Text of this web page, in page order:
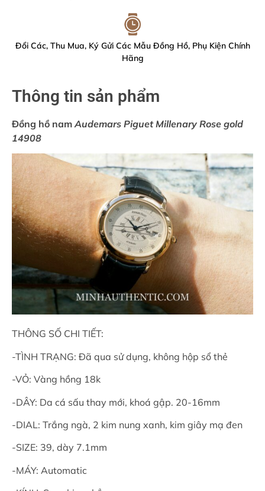
Đổi Các, Thu Mua, Ký Gửi Các Mẫu Đồng Hồ, Phụ Kiện Chính
Hãng
Thông tin sản phẩm
Đồng hồ nam Audemars Piguet Millenary Rose gold
14908
THÔNG SỐ CHI TIẾT:
-TÌNH TRẠNG: Đã qua sử dụng, không hộp sổ thẻ
-VỎ: Vàng hồng 18k
-DÂY: Da cá sấu thay mới, khoá gập. 20-16mm
-DIAL: Trắng ngà, 2 kim nung xanh, kim giây mạ đen
-SIZE: 39, dày 7.1mm
-MÁY: Automatic